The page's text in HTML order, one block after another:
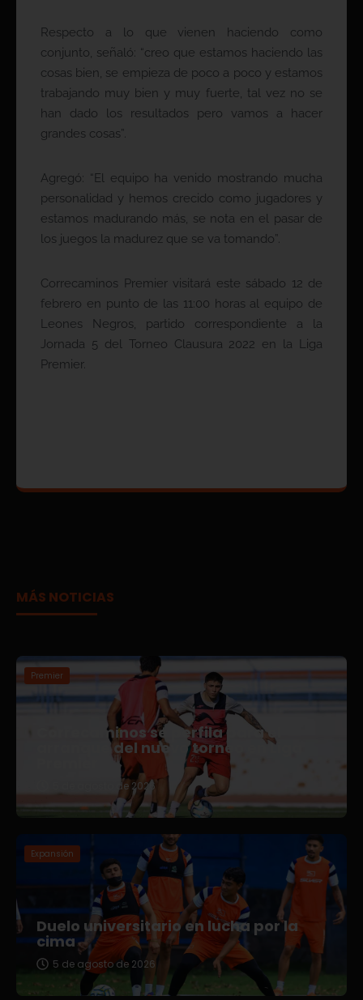
Respecto a lo que vienen haciendo como
conjunto, señaló: “creo que estamos haciendo las
cosas bien, se empieza de poco a poco y estamos
trabajando muy bien y muy fuerte, tal vez no se
han dado los resultados pero vamos a hacer
grandes cosas”.
Agregó: “El equipo ha venido mostrando mucha
personalidad y hemos crecido como jugadores y
estamos madurando más, se nota en el pasar de
los juegos la madurez que se va tomando”.
Correcaminos Premier visitará este sábado 12 de
febrero en punto de las 11:00 horas al equipo de
Leones Negros, partido correspondiente a la
Jornada 5 del Torneo Clausura 2022 en la Liga
Premier.
MÁS NOTICIAS
Premier
Correcaminos se perfila para el
arranque del nuevo torneo en Liga
5 de agosto de 2026
Expansión
Duelo universitario en lucha por la
cima
5 de agosto de 2026